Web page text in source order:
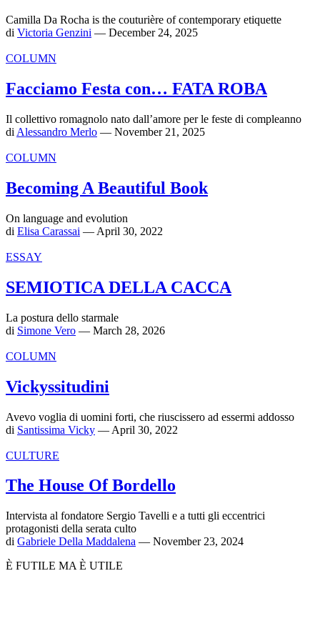
Camilla Da Rocha is the couturière of contemporary etiquette
di Victoria Genzini — December 24, 2025
COLUMN
Facciamo Festa con… FATA ROBA
Il collettivo romagnolo nato dall’amore per le feste di compleanno
di Alessandro Merlo — November 21, 2025
COLUMN
Becoming A Beautiful Book
On language and evolution
di Elisa Carassai — April 30, 2022
ESSAY
SEMIOTICA DELLA CACCA
La postura dello starmale
di Simone Vero — March 28, 2026
COLUMN
Vickyssitudini
Avevo voglia di uomini forti, che riuscissero ad essermi addosso
di Santissima Vicky — April 30, 2022
CULTURE
The House Of Bordello
Intervista al fondatore Sergio Tavelli e a tutti gli eccentrici
protagonisti della serata culto
di Gabriele Della Maddalena — November 23, 2024
È FUTILE MA È UTILE